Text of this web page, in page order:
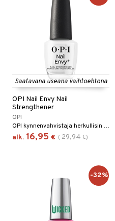
Saatavana useana vaihtoehtona
OPI Nail Envy Nail
Strengthener
OPI
OPI kynnenvahvistaja herkullisin värein
alk. 16,95 € ( 29,94 €)
-32%